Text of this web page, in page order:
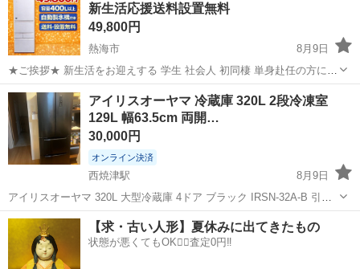
新生活応援送料設置無料
49,800円
熱海市
8月9日
★ご挨拶★ 新生活をお迎えする 学生 社会人 初同棲 単身赴任の方に、
大好評の大型冷蔵庫になります。 【階段運搬】追加料金なし 【送料設
置込み】 当ショップの家電は、大手不動産の家電付きアパートに設置
する予定であっ...
静岡 熱海市 キッチン家電 商品
アイリスオーヤマ 冷蔵庫 320L 2段冷凍室
129L 幅63.5cm 両開…
30,000円
オンライン決済
西焼津駅
8月9日
アイリスオーヤマ 320L 大型冷蔵庫 4ドア ブラック IRSN-32A-B 引っ
越しに伴い出品いたします。 2023年7月に新品で購入しました。 約3
年間使用しております。 現在まで問題なく使用しており、冷蔵・冷
静岡 焼津市 西焼津駅 キッチン家電
【求・古い人形】夏休みに出てきたもの
状態が悪くてもOK🙆‍♀️査定0円‼️